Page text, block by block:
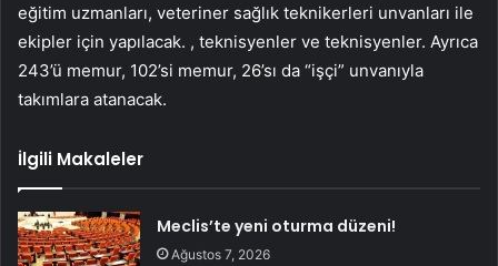
eğitim uzmanları, veteriner sağlık teknikerleri unvanları ile
ekipler için yapılacak. , teknisyenler ve teknisyenler. Ayrıca
243’ü memur, 102’si memur, 26’sı da “işçi” unvanıyla
takımlara atanacak.
İlgili Makaleler
Meclis’te yeni oturma düzeni!
Ağustos 7, 2026